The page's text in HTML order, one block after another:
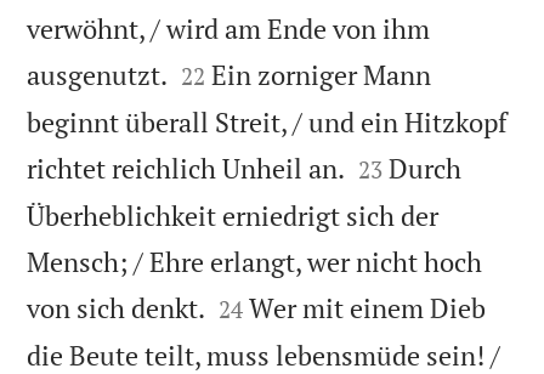
verwöhnt, / wird am Ende von ihm
ausgenutzt. 

22 Ein zorniger Mann
beginnt überall Streit, / und ein Hitzkopf
richtet reichlich Unheil an. 

23 Durch
Überheblichkeit erniedrigt sich der
Mensch; / Ehre erlangt, wer nicht hoch
von sich denkt. 

24 Wer mit einem Dieb
die Beute teilt, muss lebensmüde sein! /